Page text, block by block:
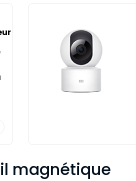
magnétique